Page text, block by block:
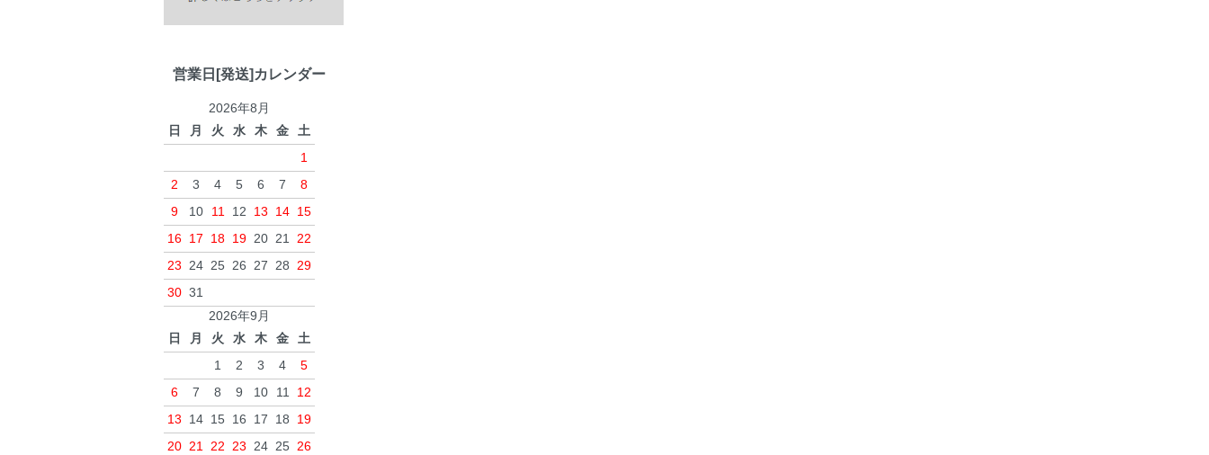
営業日[発送]カレンダー
2026年8月
日
月 火 水 木 金
土
1
2
3 4 5 6 7
8
9
10 11 12 13 14 15
16 17 18 19 20 21 22
23 24 25 26 27 28 29
30 31
2026年9月
日
月 火 水 木 金
土
1
2 3 4
5
6
7 8 9 10 11
12
13
14 15 16 17 18
19
20 21 22 23 24 25 26